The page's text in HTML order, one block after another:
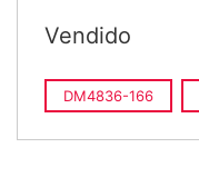
Vendido
DM4836-166